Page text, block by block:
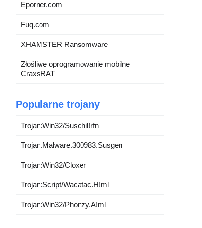
Eporner.com
Fuq.com
XHAMSTER Ransomware
Złośliwe oprogramowanie mobilne
CraxsRAT
Popularne trojany
Trojan:Win32/Suschil!rfn
Trojan.Malware.300983.Susgen
Trojan:Win32/Cloxer
Trojan:Script/Wacatac.H!ml
Trojan:Win32/Phonzy.A!ml